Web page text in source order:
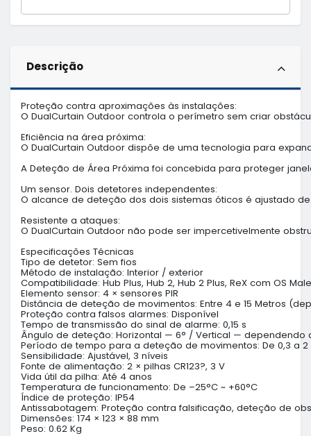
Descrição
Proteção contra aproximações às instalações:
O DualCurtain Outdoor controla o perímetro sem criar
Eficiência na área próxima:
O DualCurtain Outdoor dispõe de uma tecnologia para
A Deteção de Área Próxima foi concebida para proteger
Um sensor. Dois detetores independentes:
O alcance de deteção dos dois sistemas óticos é ajustado
Resistente a ataques:
O DualCurtain Outdoor não pode ser impercetivelmente
Especificações Técnicas
Tipo de detetor: Sem fios
Método de instalação: Interior / exterior
Compatibilidade: Hub Plus, Hub 2, Hub 2 Plus, ReX com OS
Elemento sensor: 4 × sensores PIR
Distância de deteção de movimentos: Entre 4 e 15 Metros
Proteção contra falsos alarmes: Disponível
Tempo de transmissão do sinal de alarme: 0,15 s
Ângulo de deteção: Horizontal — 6° / Vertical — dependendo
Período de tempo para a deteção de movimentos: De 0,3 a
Sensibilidade: Ajustável, 3 níveis
Fonte de alimentação: 2 × pilhas CR123?, 3 V
Vida útil da pilha: Até 4 anos
Temperatura de funcionamento: De –25°C ~ +60°C
Índice de proteção: IP54
Antissabotagem: Proteção contra falsificação, deteção de
Dimensões: 174 × 123 × 88 mm
Peso: 0.62 Kg